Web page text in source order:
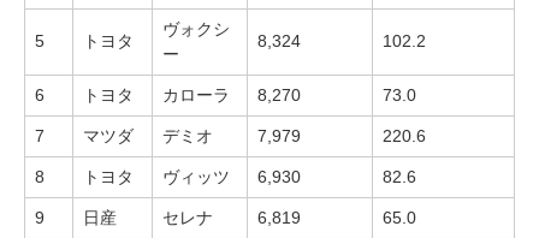
5 トヨタ
ヴォクシ
ー
8,324 102.2
6 トヨタ カローラ 8,270 73.0
7 マツダ デミオ 7,979 220.6
8 トヨタ ヴィッツ 6,930 82.6
9 日産 セレナ 6,819 65.0